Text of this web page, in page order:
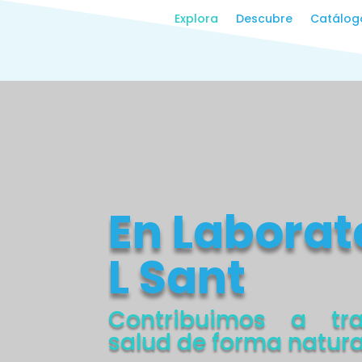
Explora Descubre
En
L Sant
Contribuimos a
salud de forma